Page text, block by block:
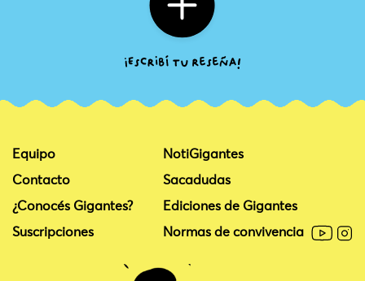
Equipo
Contacto
¿Conocés Gigantes?
Suscripciones
NotiGigantes
Sacadudas
Ediciones de Gigantes
Normas de convivencia